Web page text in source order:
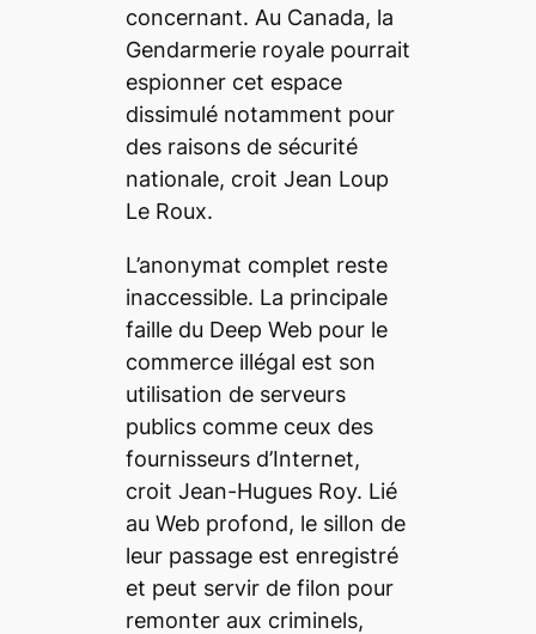
concernant. Au Canada, la
Gendarmerie royale pourrait
espionner cet espace
dissimulé notamment pour
des raisons de sécurité
nationale, croit Jean Loup
Le Roux.
L’anonymat complet reste
inaccessible. La principale
faille du Deep Webpour le
commerce illégal est son
utilisation de serveurs
publics comme ceux des
fournisseurs d’Internet,
croit Jean-Hugues Roy. Lié
au Web profond, le sillon de
leur passage est enregistré
et peut servir de filon pour
remonter aux criminels,